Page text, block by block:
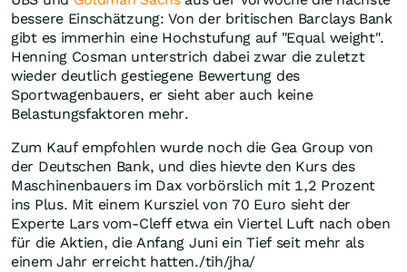
bessere Einschätzung: Von der britischen Barclays Bank
gibt es immerhin eine Hochstufung auf "Equal weight".
Henning Cosman unterstrich dabei zwar die zuletzt
wieder deutlich gestiegene Bewertung des
Sportwagenbauers, er sieht aber auch keine
Belastungsfaktoren mehr.
Zum Kauf empfohlen wurde noch die Gea Group von
der Deutschen Bank, und dies hievte den Kurs des
Maschinenbauers im Dax vorbörslich mit 1,2 Prozent
ins Plus. Mit einem Kursziel von 70 Euro sieht der
Experte Lars vom-Cleff etwa ein Viertel Luft nach oben
für die Aktien, die Anfang Juni ein Tief seit mehr als
einem Jahr erreicht hatten./tih/jha/